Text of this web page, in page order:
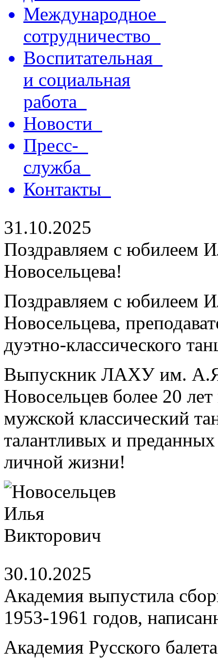
Международное
сотрудничество
Воспитательная
и социальная
работа
Новости
Пресс-
служба
Контакты
31.10.2025
Поздравляем с юбилеем
Новосельцева!
Поздравляем с юбилеем
Новосельцева,
дуэтно-классического
Выпускник ЛАХУ им.
Новосельцев более 20
мужской классический
талантливых и преданных
личной жизни!
30.10.2025
Академия выпустила
1953-1961 годов,
Академия Русского